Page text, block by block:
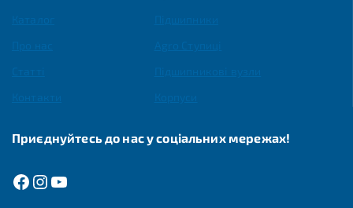
Приєднуйтесь до нас у соціальних мережах!